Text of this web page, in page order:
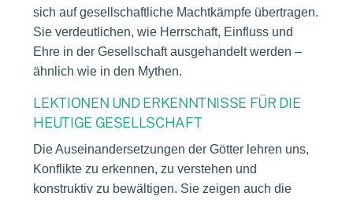
sich auf gesellschaftliche Machtkämpfe übertragen.
Sie verdeutlichen, wie Herrschaft, Einfluss und
Ehre in der Gesellschaft ausgehandelt werden –
ähnlich wie in den Mythen.
LEKTIONEN UND ERKENNTNISSE FÜR DIE
HEUTIGE GESELLSCHAFT
Die Auseinandersetzungen der Götter lehren uns,
Konflikte zu erkennen, zu verstehen und
konstruktiv zu bewältigen. Sie zeigen auch die